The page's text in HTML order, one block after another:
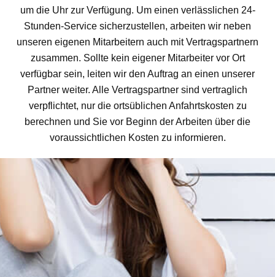
um die Uhr zur Verfügung. Um einen verlässlichen 24-
Stunden-Service sicherzustellen, arbeiten wir neben
unseren eigenen Mitarbeitern auch mit Vertragspartnern
zusammen. Sollte kein eigener Mitarbeiter vor Ort
verfügbar sein, leiten wir den Auftrag an einen unserer
Partner weiter. Alle Vertragspartner sind vertraglich
verpflichtet, nur die ortsüblichen Anfahrtskosten zu
berechnen und Sie vor Beginn der Arbeiten über die
voraussichtlichen Kosten zu informieren.